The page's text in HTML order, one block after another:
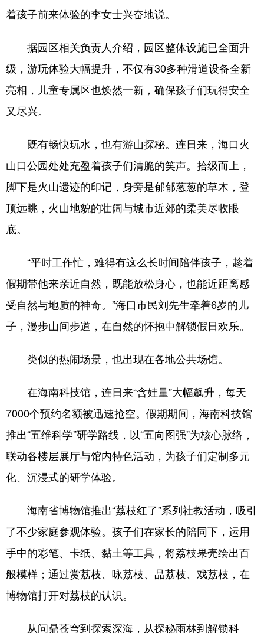
着孩子前来体验的李女士兴奋地说。
据园区相关负责人介绍，园区整体设施已全面升
级，游玩体验大幅提升，不仅有30多种滑道设备全新
亮相，儿童专属区也焕然一新，确保孩子们玩得安全
又尽兴。
既有畅快玩水，也有游山探秘。连日来，海口火
山口公园处处充盈着孩子们清脆的笑声。拾级而上，
脚下是火山遗迹的印记，身旁是郁郁葱葱的草木，登
顶远眺，火山地貌的壮阔与城市近郊的柔美尽收眼
底。
“平时工作忙，难得有这么长时间陪伴孩子，趁着
假期带他来亲近自然，既能放松身心，也能近距离感
受自然与地质的神奇。”海口市民刘先生牵着6岁的儿
子，漫步山间步道，在自然的怀抱中解锁假日欢乐。
类似的热闹场景，也出现在各地公共场馆。
在海南科技馆，连日来“含娃量”大幅飙升，每天
7000个预约名额被迅速抢空。假期期间，海南科技馆
推出“五维科学”研学路线，以“五向图强”为核心脉络，
联动各楼层展厅与馆内特色活动，为孩子们定制多元
化、沉浸式的研学体验。
海南省博物馆推出“荔枝红了”系列社教活动，吸引
了不少家庭参观体验。孩子们在家长的陪同下，运用
手中的彩笔、卡纸、黏土等工具，将荔枝果壳绘出百
般模样；通过赏荔枝、咏荔枝、品荔枝、戏荔枝，在
博物馆打开对荔枝的认识。
从问鼎苍穹到探索深海，从探秘雨林到解锁科